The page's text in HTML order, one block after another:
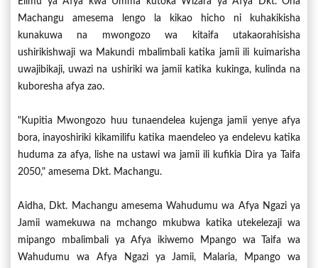
Machangu amesema lengo la kikao hicho ni kuhakikisha
kunakuwa na mwongozo wa kitaifa utakaorahisisha
ushirikishwaji wa Makundi mbalimbali katika jamii ili kuimarisha
uwajibikaji, uwazi na ushiriki wa jamii katika kukinga, kulinda na
kuboresha afya zao.
"Kupitia Mwongozo huu tunaendelea kujenga jamii yenye afya
bora, inayoshiriki kikamilifu katika maendeleo ya endelevu katika
huduma za afya, lishe na ustawi wa jamii ili kufikia Dira ya Taifa
2050," amesema Dkt. Machangu.
Aidha, Dkt. Machangu amesema Wahudumu wa Afya Ngazi ya
Jamii wamekuwa na mchango mkubwa katika utekelezaji wa
mipango mbalimbali ya Afya ikiwemo Mpango wa Taifa wa
Wahudumu wa Afya Ngazi ya Jamii, Malaria, Mpango wa